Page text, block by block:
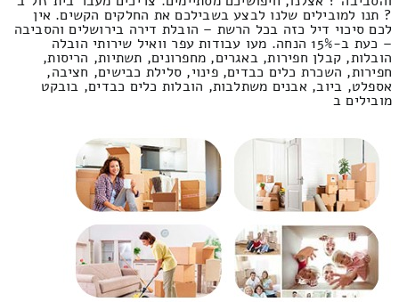
? תנו למובילים שלנו לבצע בשבילכם את החלקים הקשים. אין
לכם סיכוי דיל כזה בכל הרשת – הובלת דירה בירושלים והסביבה
– כעת ב-15% הנחה. מעו עבודות עפר וואיל שירותי הובלה
הובלות, קבלן חפירות, באגרים, מחפרונים, תשתיות, הריסות,
חפירות, השכרת כלים כבדים, פינוי, סלילת כבישים, חציבה,
אספלט, ביוב, אבנים משתלבות, הובלות כלים כבדים, בובקט
מובילים ב